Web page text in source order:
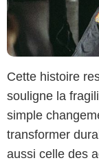
Cette histoire
souligne la
simple
transformer
aussi celle des